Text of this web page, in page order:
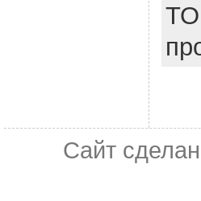
Сайт